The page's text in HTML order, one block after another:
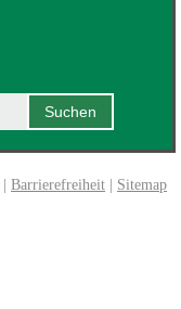
Barrierefreiheit Sitemap